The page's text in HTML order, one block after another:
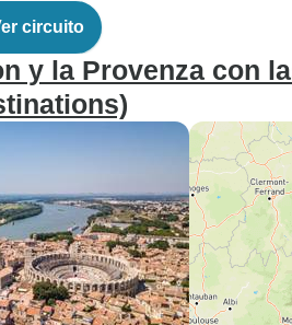
circuito
y la Provenza con